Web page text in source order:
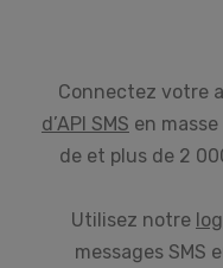
Connectez votre
d’API SMS en
de et plus de 2
Utilisez notre
messages SMS